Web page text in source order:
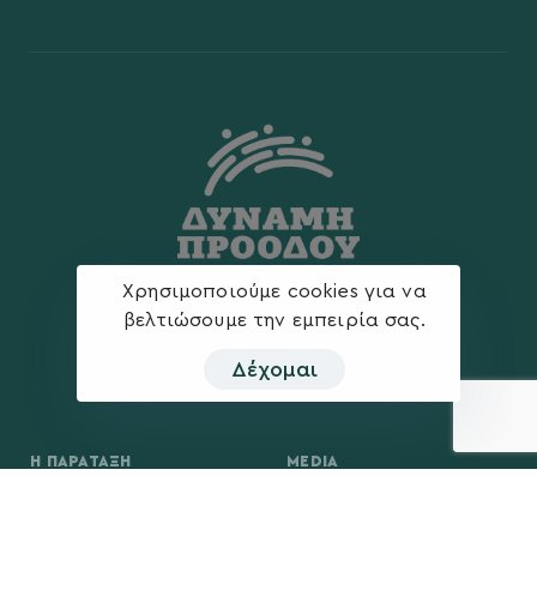
Η ΠΑΡΆΤΑΞΗ MEDIA
Χρησιμοποιούμε cookies για να
βελτιώσουμε την εμπειρία σας.
Δέχομαι